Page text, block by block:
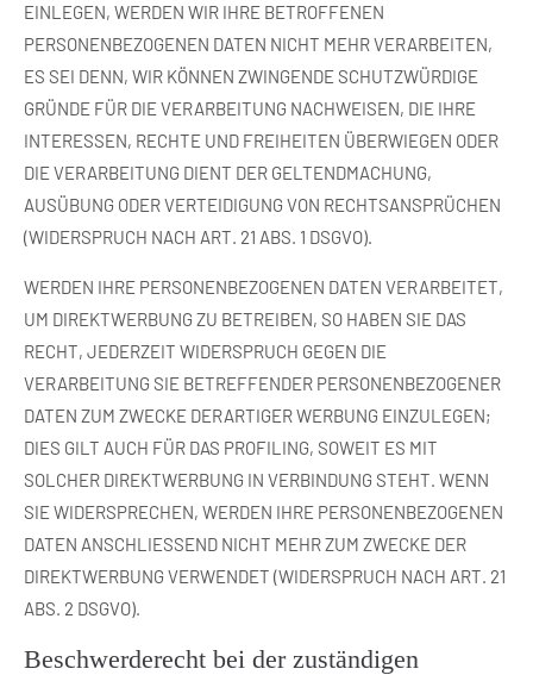
EINLEGEN, WERDEN WIR IHRE BETROFFENEN
PERSONENBEZOGENEN DATEN NICHT MEHR VERARBEITEN,
ES SEI DENN, WIR KÖNNEN ZWINGENDE SCHUTZWÜRDIGE
GRÜNDE FÜR DIE VERARBEITUNG NACHWEISEN, DIE IHRE
INTERESSEN, RECHTE UND FREIHEITEN ÜBERWIEGEN ODER
DIE VERARBEITUNG DIENT DER GELTENDMACHUNG,
AUSÜBUNG ODER VERTEIDIGUNG VON RECHTSANSPRÜCHEN
(WIDERSPRUCH NACH ART. 21 ABS. 1 DSGVO).
WERDEN IHRE PERSONENBEZOGENEN DATEN VERARBEITET,
UM DIREKTWERBUNG ZU BETREIBEN, SO HABEN SIE DAS
RECHT, JEDERZEIT WIDERSPRUCH GEGEN DIE
VERARBEITUNG SIE BETREFFENDER PERSONENBEZOGENER
DATEN ZUM ZWECKE DERARTIGER WERBUNG EINZULEGEN;
DIES GILT AUCH FÜR DAS PROFILING, SOWEIT ES MIT
SOLCHER DIREKTWERBUNG IN VERBINDUNG STEHT. WENN
SIE WIDERSPRECHEN, WERDEN IHRE PERSONENBEZOGENEN
DATEN ANSCHLIESSEND NICHT MEHR ZUM ZWECKE DER
DIREKTWERBUNG VERWENDET (WIDERSPRUCH NACH ART. 21
ABS. 2 DSGVO).
Beschwerde­recht bei der zuständigen